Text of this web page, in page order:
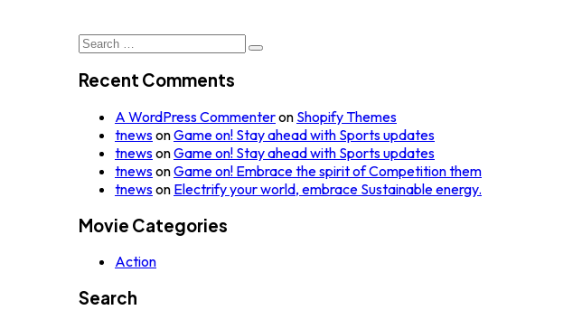
Search
for:
Recent Comments
A WordPress Commenteron Shopify Themes
tnewsonGame on! Stay ahead with Sports updates
tnewsonGame on! Stay ahead with Sports updates
tnewsonGame on! Embrace the spirit of Competition them
tnewson Electrify your world, embrace Sustainable energy.
Movie Categories
Action
Search